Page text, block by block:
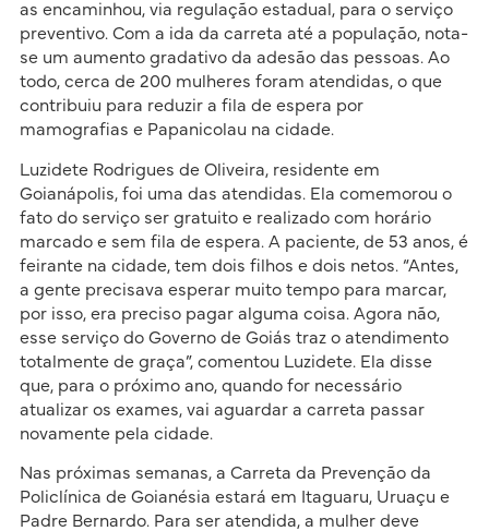
as encaminhou, via regulação estadual, para o serviço
preventivo. Com a ida da carreta até a população, nota-
se um aumento gradativo da adesão das pessoas. Ao
todo, cerca de 200 mulheres foram atendidas, o que
contribuiu para reduzir a fila de espera por
mamografias e Papanicolau na cidade.
Luzidete Rodrigues de Oliveira, residente em
Goianápolis, foi uma das atendidas. Ela comemorou o
fato do serviço ser gratuito e realizado com horário
marcado e sem fila de espera. A paciente, de 53 anos, é
feirante na cidade, tem dois filhos e dois netos. “Antes,
a gente precisava esperar muito tempo para marcar,
por isso, era preciso pagar alguma coisa. Agora não,
esse serviço do Governo de Goiás traz o atendimento
totalmente de graça”, comentou Luzidete. Ela disse
que, para o próximo ano, quando for necessário
atualizar os exames, vai aguardar a carreta passar
novamente pela cidade.
Nas próximas semanas, a Carreta da Prevenção da
Policlínica de Goianésia estará em Itaguaru, Uruaçu e
Padre Bernardo. Para ser atendida, a mulher deve